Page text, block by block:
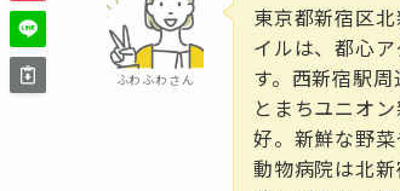
ふわふわさん
東京都新宿区
イルは、都心
す。西新宿駅
とまちユニオ
好。新鮮な野菜
動物病院は北